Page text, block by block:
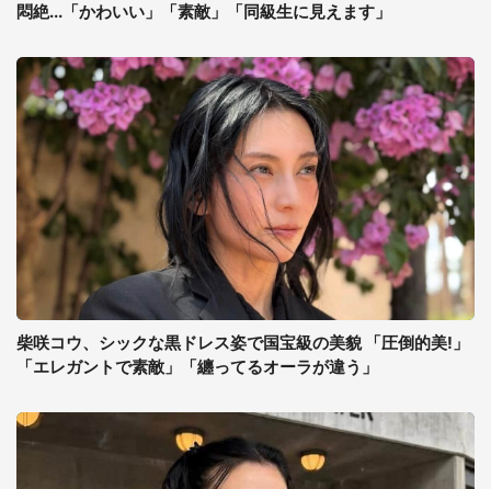
悶絶...「かわいい」「素敵」「同級生に見えます」
柴咲コウ、シックな黒ドレス姿で国宝級の美貌 「圧倒的美!」
「エレガントで素敵」「纏ってるオーラが違う」